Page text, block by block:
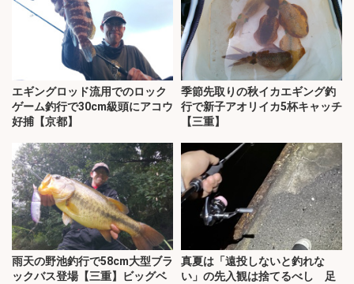
エギングロッド流用でのロック
ゲーム釣行で30cm級頭にアコウ
好捕【京都】
季節先取りの秋イカエギング釣
行で新子アオリイカ5杯キャッチ
【三重】
雨天の野池釣行で58cm大型ブラ
ックバス登場【三重】ビッグベ
真夏は「遠投しないと釣れな
い」の先入観は捨てるべし 足